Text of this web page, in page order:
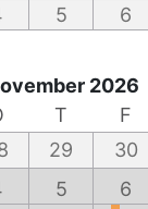
5 6
2026
T F
29 30
5 6